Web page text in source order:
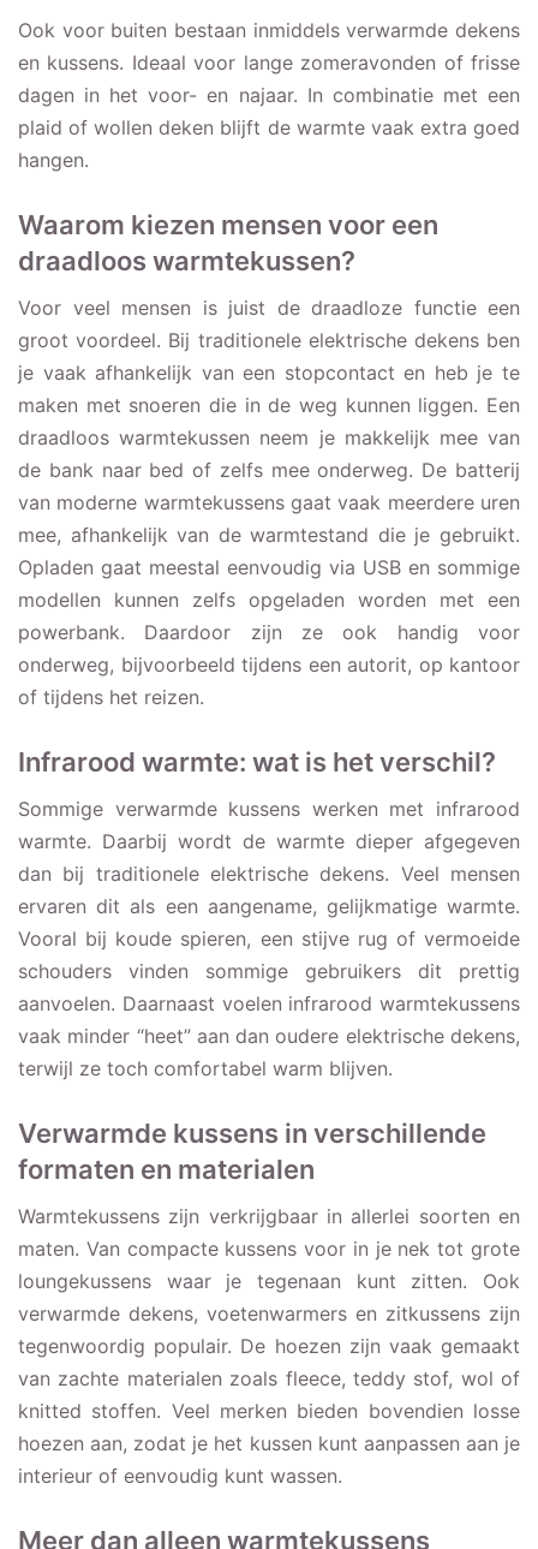
Ook voor buiten bestaan inmiddels verwarmde dekens
en kussens. Ideaal voor lange zomeravonden of frisse
dagen in het voor- en najaar. In combinatie met een
plaid of wollen deken blijft de warmte vaak extra goed
hangen.
Waarom kiezen mensen voor een
draadloos warmtekussen?
Voor veel mensen is juist de draadloze functie een
groot voordeel. Bij traditionele elektrische dekens ben
je vaak afhankelijk van een stopcontact en heb je te
maken met snoeren die in de weg kunnen liggen. Een
draadloos warmtekussen neem je makkelijk mee van
de bank naar bed of zelfs mee onderweg. De batterij
van moderne warmtekussens gaat vaak meerdere uren
mee, afhankelijk van de warmtestand die je gebruikt.
Opladen gaat meestal eenvoudig via USB en sommige
modellen kunnen zelfs opgeladen worden met een
powerbank. Daardoor zijn ze ook handig voor
onderweg, bijvoorbeeld tijdens een autorit, op kantoor
of tijdens het reizen.
Infrarood warmte: wat is het verschil?
Sommige verwarmde kussens werken met infrarood
warmte. Daarbij wordt de warmte dieper afgegeven
dan bij traditionele elektrische dekens. Veel mensen
ervaren dit als een aangename, gelijkmatige warmte.
Vooral bij koude spieren, een stijve rug of vermoeide
schouders vinden sommige gebruikers dit prettig
aanvoelen. Daarnaast voelen infrarood warmtekussens
vaak minder “heet” aan dan oudere elektrische dekens,
terwijl ze toch comfortabel warm blijven.
Verwarmde kussens in verschillende
formaten en materialen
Warmtekussens zijn verkrijgbaar in allerlei soorten en
maten. Van compacte kussens voor in je nek tot grote
loungekussens waar je tegenaan kunt zitten. Ook
verwarmde dekens, voetenwarmers en zitkussens zijn
tegenwoordig populair. De hoezen zijn vaak gemaakt
van zachte materialen zoals fleece, teddy stof, wol of
knitted stoffen. Veel merken bieden bovendien losse
hoezen aan, zodat je het kussen kunt aanpassen aan je
interieur of eenvoudig kunt wassen.
Meer dan alleen warmtekussens